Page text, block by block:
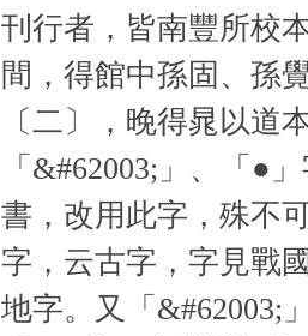
刊行者，皆南豐所校
間，得館中孫固、孫
〔二〕，晚得晁以道
「&#62003;」、「●
書，改用此字，殊不
字，云古字，字見戰
地字。又「&#62003;